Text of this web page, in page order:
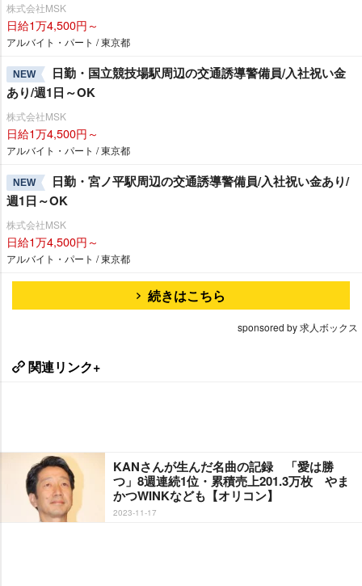
株式会社MSK
日給1万4,500円～
アルバイト・パート / 東京都
NEW
日勤・国立競技場駅周辺の交通誘導警備員/入社祝い金
あり/週1日～OK
株式会社MSK
日給1万4,500円～
アルバイト・パート / 東京都
NEW
日勤・宮ノ平駅周辺の交通誘導警備員/入社祝い金あり/
週1日～OK
株式会社MSK
日給1万4,500円～
アルバイト・パート / 東京都
続きはこちら
sponsored by 求人ボックス
関連リンク+
KANさんが生んだ名曲の記録 「愛は勝
つ」8週連続1位・累積売上201.3万枚 やま
かつWINKなども【オリコン】
2023-11-17